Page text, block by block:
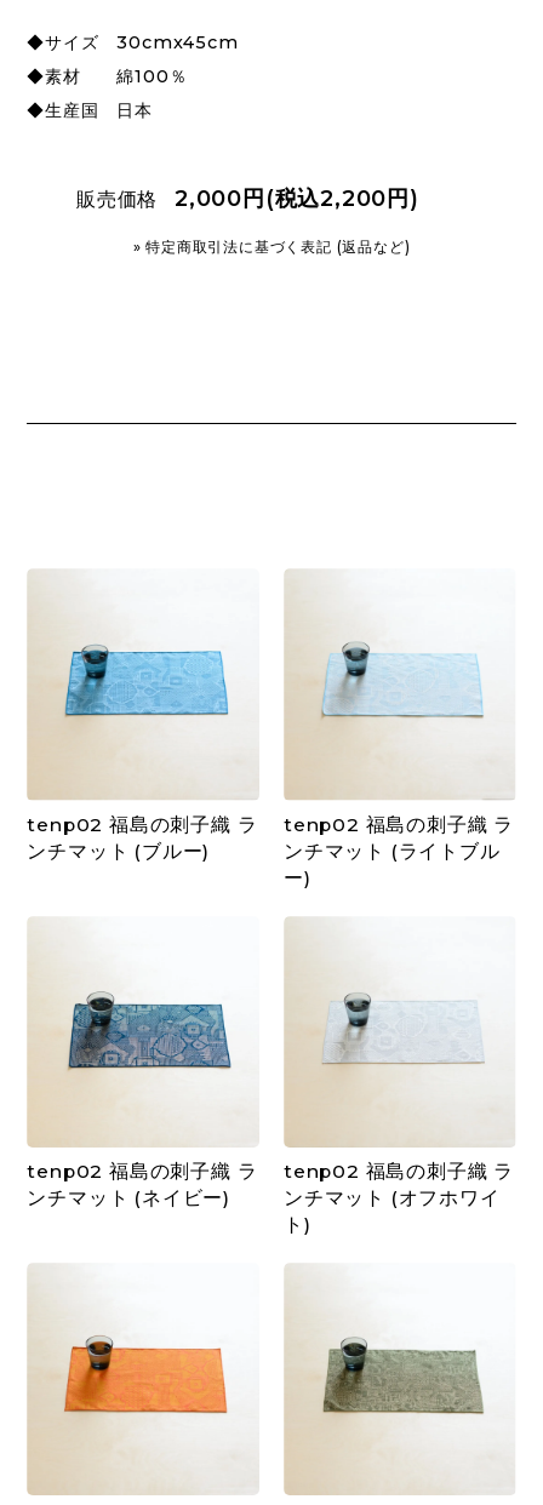
◆サイズ 30cmx45cm
◆素材 綿100％
◆生産国 日本
販売価格 2,000円(税込2,200円)
» 特定商取引法に基づく表記 (返品など)
tenp02 福島の刺子織 ラ
ンチマット (ブルー)
tenp02 福島の刺子織 ラ
ンチマット (ライトブル
ー)
tenp02 福島の刺子織 ラ
ンチマット (ネイビー)
tenp02 福島の刺子織 ラ
ンチマット (オフホワイ
ト)